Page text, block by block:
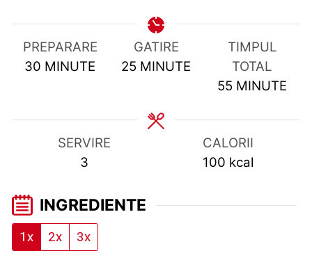
PREPARARE
30 MINUTES
MINUTE
GATIRE
25 MINUTES
MINUTE
TIMPUL
TOTAL
55 MINUTES
MINUTE
SERVIRE
3
CALORII
100 kcal
INGREDIENTE
1x 2x 3x